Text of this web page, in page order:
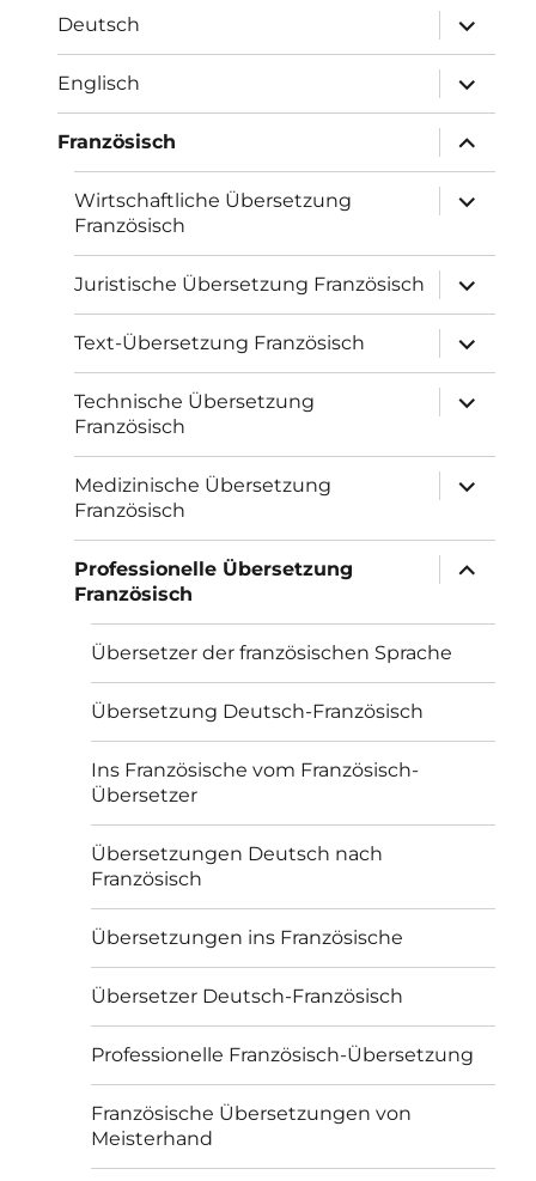
Deutsch
öffnen
Englisch
öffnen
Französisch
öffnen
Wirtschaftliche Übersetzung
Französisch
öffnen
Juristische Übersetzung Französisch
öffnen
Text-Übersetzung Französisch
öffnen
Technische Übersetzung
Französisch
öffnen
Medizinische Übersetzung
Französisch
öffnen
Professionelle Übersetzung
Französisch
öffnen
Übersetzer der französischen Sprache
Übersetzung Deutsch-Französisch
Ins Französische vom Französisch-
Übersetzer
Übersetzungen Deutsch nach
Französisch
Übersetzungen ins Französische
Übersetzer Deutsch-Französisch
Professionelle Französisch-Übersetzung
Französische Übersetzungen von
Meisterhand